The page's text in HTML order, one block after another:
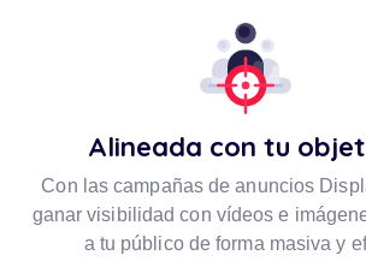
Alineada con tu
Con las campañas de anuncios
ganar visibilidad con vídeos e
a tu público de forma masiva y